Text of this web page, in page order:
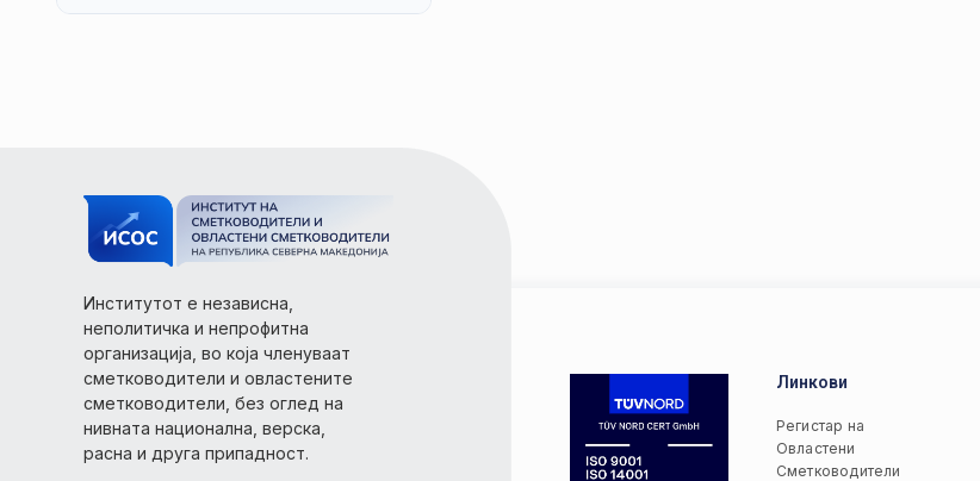
Институтот е независна,
неполитичка и непрофитна
организација, во која членуваат
сметководители и овластените
сметководители, без оглед на
нивната национална, верска,
расна и друга припадност.
Линкови
Регистар на
Овластени
Сметководители